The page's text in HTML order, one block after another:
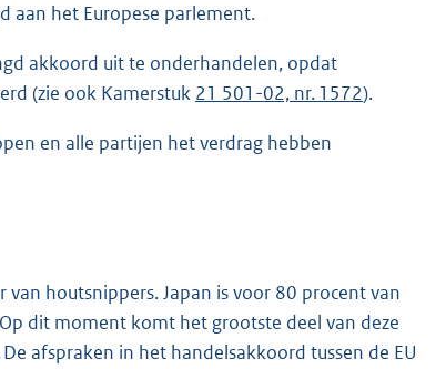
aan het Europese parlement.
akkoord uit te onderhandelen, opdat
(zie ook Kamerstuk 21 501-02, nr. 1572).
en alle partijen het verdrag hebben
houtsnippers. Japan is voor 80 procent van
dit moment komt het grootste deel van deze
afspraken in het handelsakkoord tussen de EU